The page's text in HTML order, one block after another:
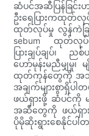
ဆံပင်အဆီပြန်ခြင်း
ဦးရေပြားကထု
ထုတ်လုပ်မှု လွန်ကဲခြင်
sebum ထုတ်လု
ပြားချပ်ချပ်၊
ဟော်မုန်းမညီမျှမှု၊
ထုတ်ကုန်တွေကို အသုံး
အချက်များစွာ
ဖယ်ရှားဖို့ ဆံပင်ကို မ
အဆီတွေကို ဖယ်ရှားပ
ပိုမိုဆိုးရွားစေနိုင်ပါ